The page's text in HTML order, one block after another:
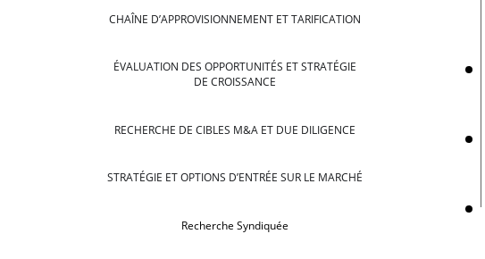
CHAÎNE D’APPROVISIONNEMENT ET TARIFICATION
ÉVALUATION DES OPPORTUNITÉS ET STRATÉGIE
DE CROISSANCE
RECHERCHE DE CIBLES M&A ET DUE DILIGENCE
STRATÉGIE ET OPTIONS D’ENTRÉE SUR LE MARCHÉ
Recherche Syndiquée